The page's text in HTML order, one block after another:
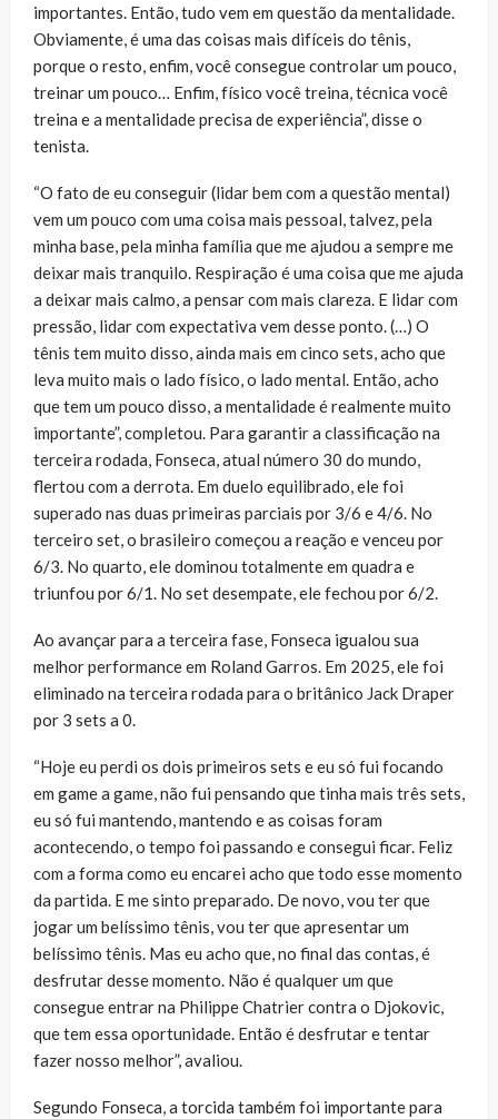
importantes. Então, tudo vem em questão da mentalidade.
Obviamente, é uma das coisas mais difíceis do tênis,
porque o resto, enfim, você consegue controlar um pouco,
treinar um pouco… Enfim, físico você treina, técnica você
treina e a mentalidade precisa de experiência”, disse o
tenista.
“O fato de eu conseguir (lidar bem com a questão mental)
vem um pouco com uma coisa mais pessoal, talvez, pela
minha base, pela minha família que me ajudou a sempre me
deixar mais tranquilo. Respiração é uma coisa que me ajuda
a deixar mais calmo, a pensar com mais clareza. E lidar com
pressão, lidar com expectativa vem desse ponto. (…) O
tênis tem muito disso, ainda mais em cinco sets, acho que
leva muito mais o lado físico, o lado mental. Então, acho
que tem um pouco disso, a mentalidade é realmente muito
importante”, completou. Para garantir a classificação na
terceira rodada, Fonseca, atual número 30 do mundo,
flertou com a derrota. Em duelo equilibrado, ele foi
superado nas duas primeiras parciais por 3/6 e 4/6. No
terceiro set, o brasileiro começou a reação e venceu por
6/3. No quarto, ele dominou totalmente em quadra e
triunfou por 6/1. No set desempate, ele fechou por 6/2.
Ao avançar para a terceira fase, Fonseca igualou sua
melhor performance em Roland Garros. Em 2025, ele foi
eliminado na terceira rodada para o britânico Jack Draper
por 3 sets a 0.
“Hoje eu perdi os dois primeiros sets e eu só fui focando
em game a game, não fui pensando que tinha mais três sets,
eu só fui mantendo, mantendo e as coisas foram
acontecendo, o tempo foi passando e consegui ficar. Feliz
com a forma como eu encarei acho que todo esse momento
da partida. E me sinto preparado. De novo, vou ter que
jogar um belíssimo tênis, vou ter que apresentar um
belíssimo tênis. Mas eu acho que, no final das contas, é
desfrutar desse momento. Não é qualquer um que
consegue entrar na Philippe Chatrier contra o Djokovic,
que tem essa oportunidade. Então é desfrutar e tentar
fazer nosso melhor”, avaliou.
Segundo Fonseca, a torcida também foi importante para